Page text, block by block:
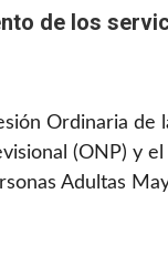
de los
Ordinaria
(ONP) y el
Adultas